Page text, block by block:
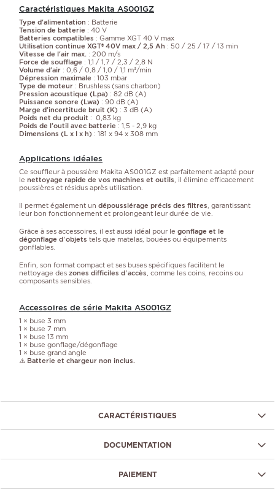
Caractéristiques Makita AS001GZ
Type d'alimentation : Batterie
Tension de batterie : 40 V
Batteries compatibles : Gamme XGT 40 V max
Utilisation continue XGT® 40V max / 2,5 Ah : 50 / 25 / 17 / 13 min
Vitesse de l'air max. : 200 m/s
Force de soufflage : 1,1 / 1,7 / 2,3 / 2,8 N
Volume d'air : 0,6 / 0,8 / 1,0 / 1,1 m³/min
Dépression maximale : 103 mbar
Type de moteur : Brushless (sans charbon)
Pression acoustique (Lpa) : 82 dB (A)
Puissance sonore (Lwa) : 90 dB (A)
Marge d'incertitude bruit (K) : 3 dB (A)
Poids net du produit : 0,83 kg
Poids de l'outil avec batterie : 1,5 - 2,9 kg
Dimensions (L x l x h) : 181 x 94 x 308 mm
Applications idéales
Ce souffleur à poussière Makita AS001GZ est parfaitement adapté pour
le nettoyage rapide de vos machines et outils , il élimine efficacement
poussières et résidus après utilisation.
Il permet également un dépoussiérage précis des filtres , garantissant
leur bon fonctionnement et prolongeant leur durée de vie.
Grâce à ses accessoires, il est aussi idéal pour le gonflage et le
dégonflage d’objets tels que matelas, bouées ou équipements
gonflables.
Enfin, son format compact et ses buses spécifiques facilitent le
nettoyage des zones difficiles d’accès , comme les coins, recoins ou
composants sensibles.
Accessoires de série Makita AS001GZ
1 × buse 3 mm
1 × buse 7 mm
1 × buse 13 mm
1 × buse gonflage/dégonflage
1 × buse grand angle
⚠️ Batterie et chargeur non inclus.
CARACTÉRISTIQUES
DOCUMENTATION
PAIEMENT